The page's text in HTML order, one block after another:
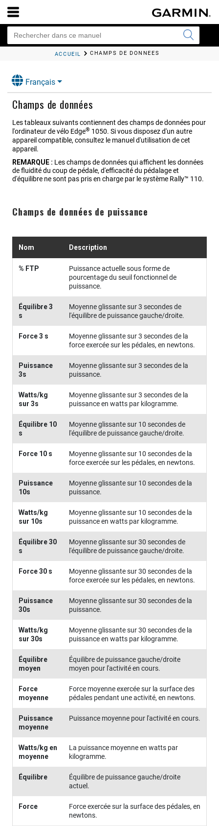
ACCUEIL CHAMPS DE DONNÉES
Français
Champs de données
Les tableaux suivants contiennent des champs de données pour
l'ordinateur de vélo Edge® 1050. Si vous disposez d'un autre
appareil compatible, consultez le manuel d'utilisation de cet
appareil.
REMARQUE : Les champs de données qui affichent les données
de fluidité du coup de pédale, d'efficacité du pédalage et
d'équilibre ne sont pas pris en charge par le système Rally™ 110.
Champs de données de puissance
Nom Description
% FTP
Puissance actuelle sous forme de
pourcentage du seuil fonctionnel de
puissance.
Équilibre 3
s
Moyenne glissante sur 3 secondes de
l'équilibre de puissance gauche/droite.
Force 3 s
Moyenne glissante sur 3 secondes de la
force exercée sur les pédales, en newtons.
Puissance
3s
Moyenne glissante sur 3 secondes de la
puissance.
Watts/kg
sur 3s
Moyenne glissante sur 3 secondes de la
puissance en watts par kilogramme.
Équilibre 10
s
Moyenne glissante sur 10 secondes de
l'équilibre de puissance gauche/droite.
Force 10 s
Moyenne glissante sur 10 secondes de la
force exercée sur les pédales, en newtons.
Puissance
10s
Moyenne glissante sur 10 secondes de la
puissance.
Watts/kg
sur 10s
Moyenne glissante sur 10 secondes de la
puissance en watts par kilogramme.
Équilibre 30
s
Moyenne glissante sur 30 secondes de
l'équilibre de puissance gauche/droite.
Force 30 s
Moyenne glissante sur 30 secondes de la
force exercée sur les pédales, en newtons.
Puissance
30s
Moyenne glissante sur 30 secondes de la
puissance.
Watts/kg
sur 30s
Moyenne glissante sur 30 secondes de la
puissance en watts par kilogramme.
Équilibre
moyen
Équilibre de puissance gauche/droite
moyen pour l'activité en cours.
Force
moyenne
Force moyenne exercée sur la surface des
pédales pendant une activité, en newtons.
Puissance
moyenne
Puissance moyenne pour l'activité en cours.
Watts/kg en
moyenne
La puissance moyenne en watts par
kilogramme.
Équilibre
Équilibre de puissance gauche/droite
actuel.
Force
Force exercée sur la surface des pédales, en
newtons.